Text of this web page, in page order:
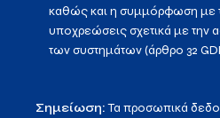
καθώς και η συμμόρφωση με
υποχρεώσεις σχετικά με την
των συστημάτων (άρθρο 32
Σημείωση:Τα προσωπικά